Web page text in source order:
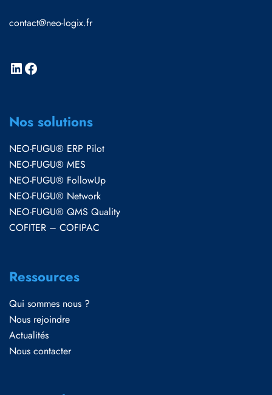
contact@neo-logix.fr
Nos solutions
NEO-FUGU® ERP Pilot
NEO-FUGU® MES
NEO-FUGU® FollowUp
NEO-FUGU® Network
NEO-FUGU® QMS Quality
COFITER – COFIPAC
Ressources
Qui sommes nous ?
Nous rejoindre
Actualités
Nous contacter